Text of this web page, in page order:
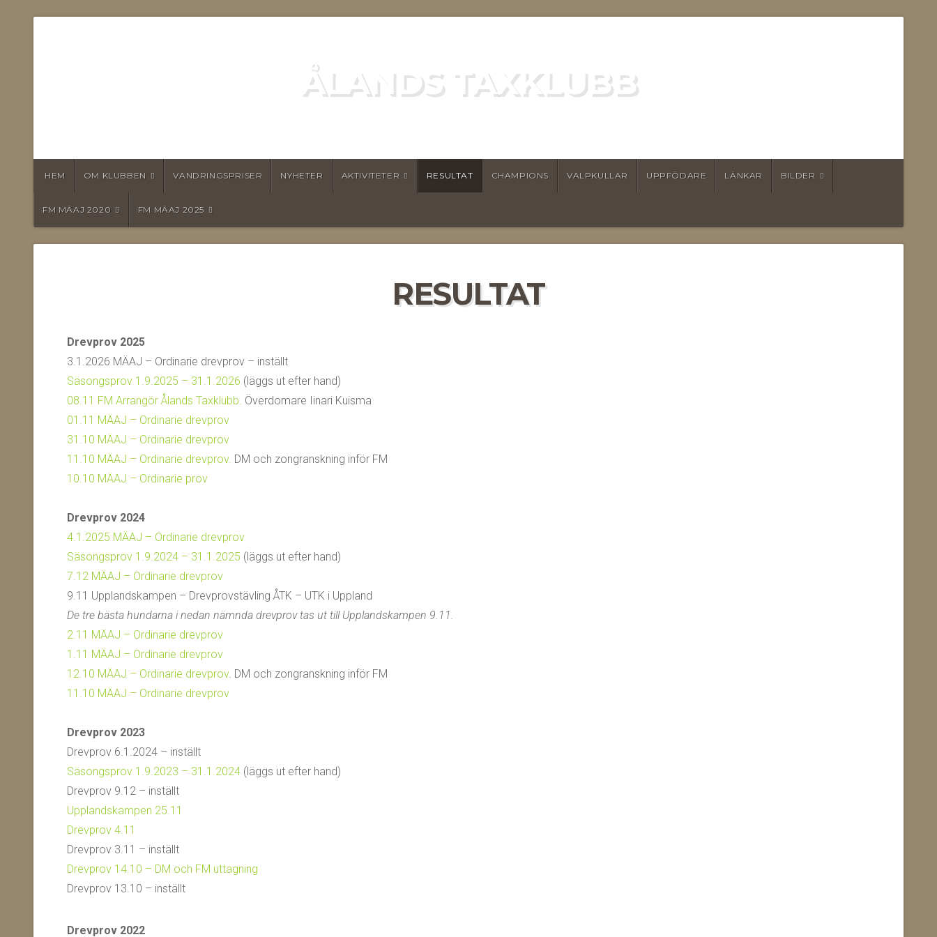
ÅLANDS TAXKLUBB
HEM OM KLUBBEN VANDRINGSPRISER NYHETER AKTIVITETER RESULTAT CHAMPIONS VALPKULLAR UPPFÖDARE LÄNKAR BILDER
FM MÄAJ 2020 FM MÄAJ 2025
RESULTAT
Drevprov 2025
3.1.2026 MÄAJ – Ordinarie drevprov – inställt
Säsongsprov 1.9.2025 – 31.1.2026 (läggs ut efter hand)
08.11 FM Arrangör Ålands Taxklubb. Överdomare Iinari Kuisma
01.11 MÄAJ – Ordinarie drevprov
31.10 MÄAJ – Ordinarie drevprov
11.10 MÄAJ – Ordinarie drevprov. DM och zongranskning inför FM
10.10 MÄAJ – Ordinarie prov
Drevprov 2024
4.1.2025 MÄAJ – Ordinarie drevprov
Säsongsprov 1.9.2024 – 31.1.2025 (läggs ut efter hand)
7.12 MÄAJ – Ordinarie drevprov
9.11 Upplandskampen – Drevprovstävling ÅTK – UTK i Uppland
De tre bästa hundarna i nedan nämnda drevprov tas ut till Upplandskampen 9.11.
2.11 MÄAJ – Ordinarie drevprov
1.11 MÄAJ – Ordinarie drevprov
12.10 MÄAJ – Ordinarie drevprov. DM och zongranskning inför FM
11.10 MÄAJ – Ordinarie drevprov
Drevprov 2023
Drevprov 6.1.2024 – inställt
Säsongsprov 1.9.2023 – 31.1.2024 (läggs ut efter hand)
Drevprov 9.12 – inställt
Upplandskampen 25.11
Drevprov 4.11
Drevprov 3.11 – inställt
Drevprov 14.10 – DM och FM uttagning
Drevprov 13.10 – inställt
Drevprov 2022